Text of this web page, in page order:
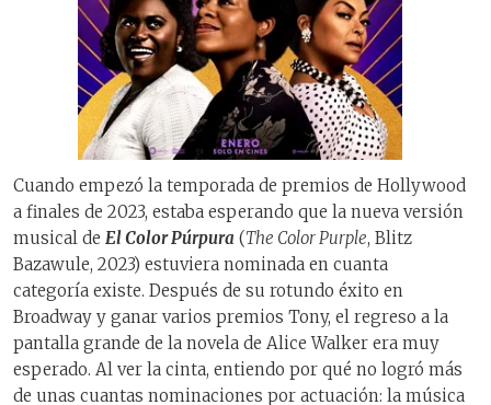
Cuando empezó la temporada de premios de Hollywood
a finales de 2023, estaba esperando que la nueva versión
musical de El Color Púrpura (The Color Purple, Blitz
Bazawule, 2023) estuviera nominada en cuanta
categoría existe. Después de su rotundo éxito en
Broadway y ganar varios premios Tony, el regreso a la
pantalla grande de la novela de Alice Walker era muy
esperado. Al ver la cinta, entiendo por qué no logró más
de unas cuantas nominaciones por actuación: la música